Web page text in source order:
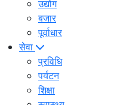
उद्योग
बजार
पूर्वाधार
सेवा
प्रविधि
पर्यटन
शिक्षा